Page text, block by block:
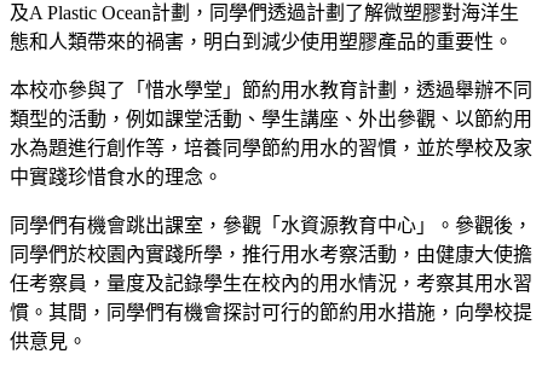
及A Plastic Ocean計劃，同學們透過計劃了解微塑膠對海洋生
態和人類帶來的禍害，明白到減少使用塑膠產品的重要性。
本校亦參與了「惜水學堂」節約用水教育計劃，透過舉辦不同
類型的活動，例如課堂活動、學生講座、外出參觀、以節約用
水為題進行創作等，培養同學節約用水的習慣，並於學校及家
中實踐珍惜食水的理念。
同學們有機會跳出課室，參觀「水資源教育中心」。參觀後，
同學們於校園內實踐所學，推行用水考察活動，由健康大使擔
任考察員，量度及記錄學生在校內的用水情況，考察其用水習
慣。其間，同學們有機會探討可行的節約用水措施，向學校提
供意見。